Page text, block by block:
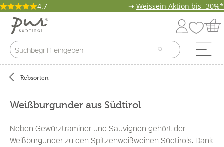
4.7 ➝ Weissein Aktion bis -30%*
Rebsorten
Weißburgunder aus Südtirol
Neben Gewürztraminer und Sauvignon gehört der
Weißburgunder zu den Spitzenweißweinen Südtirols. Dank